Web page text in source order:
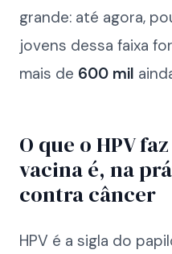
grande: até agora,
jovens dessa faixa
mais de 600 mil
O que o HPV
vacina é, na
contra câncer
HPV é a sigla do